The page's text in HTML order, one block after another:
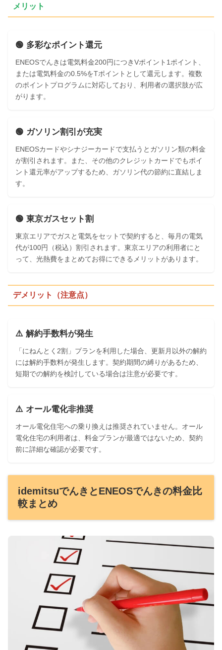
メリット
🟢 多彩なポイント還元
ENEOSでんきは電気料金200円につきVポイント1ポイント、
または電気料金の0.5%をTポイントとして還元します。複数
のポイントプログラムに対応しており、利用者の選択肢が広
がります。
🟢 ガソリン割引が充実
ENEOSカードやシナジーカードで支払うとガソリン類の料金
が割引されます。また、その他のクレジットカードでもポイ
ント還元率がアップするため、ガソリン代の節約に直結しま
す。
🟢 東京ガスセット割
東京エリアでガスと電気をセットで契約すると、毎月の電気
代が100円（税込）割引されます。東京エリアの利用者にと
って、光熱費をまとめてお得にできるメリットがあります。
デメリット（注意点）
⚠️ 解約手数料が発生
「にねんとく2割」プランを利用した場合、更新月以外の解約
には解約手数料が発生します。契約期間の縛りがあるため、
短期での解約を検討している場合は注意が必要です。
⚠️ オール電化非推奨
オール電化住宅への乗り換えは推奨されていません。オール
電化住宅の利用者は、料金プランが最適ではないため、契約
前に詳細な確認が必要です。
idemitsuでんきとENEOSでんきの料金比
較まとめ